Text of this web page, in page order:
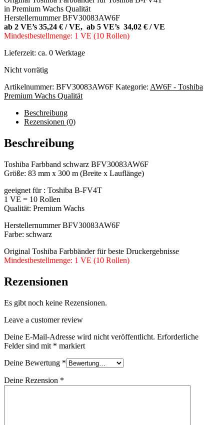
in Premium Wachs Qualität
Herstellernummer BFV30083AW6F
ab 2 VE’s 35,24 € / VE, ab 5 VE’s 34,02 € / VE
Mindestbestellmenge: 1 VE (10 Rollen)
Lieferzeit: ca. 0 Werktage
Nicht vorrätig
Artikelnummer: BFV30083AW6F Kategorie: AW6F - Toshiba
Premium Wachs Qualität
Beschreibung
Rezensionen (0)
Beschreibung
Toshiba Farbband schwarz BFV30083AW6F
Größe: 83 mm x 300 m (Breite x Lauflänge)
geeignet für : Toshiba B-FV4T
1 VE = 10 Rollen
Qualität: Premium Wachs
Herstellernummer BFV30083AW6F
Farbe: schwarz
Original Toshiba Farbbänder für beste Druckergebnisse
Mindestbestellmenge: 1 VE (10 Rollen)
Rezensionen
Es gibt noch keine Rezensionen.
Leave a customer review
Deine E-Mail-Adresse wird nicht veröffentlicht. Erforderliche
Felder sind mit * markiert
Deine Bewertung *
Deine Rezension *